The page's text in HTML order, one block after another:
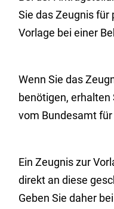
Sie das Zeugnis für
Vorlage bei einer
Wenn Sie das
benötigen,
vom Bundesamt
Ein Zeugnis zur
direkt an diese
Geben Sie daher